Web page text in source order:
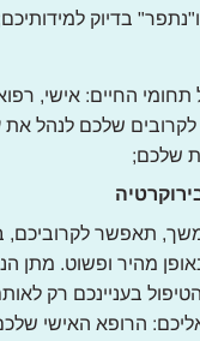
בדיוק
תחומי החיים: אישי,
שלכם לנהל את
שלכם;
תאפשר לקרוביכם,
מהיר ופשוט. מתן
בעניינכם רק
הרופא האישי